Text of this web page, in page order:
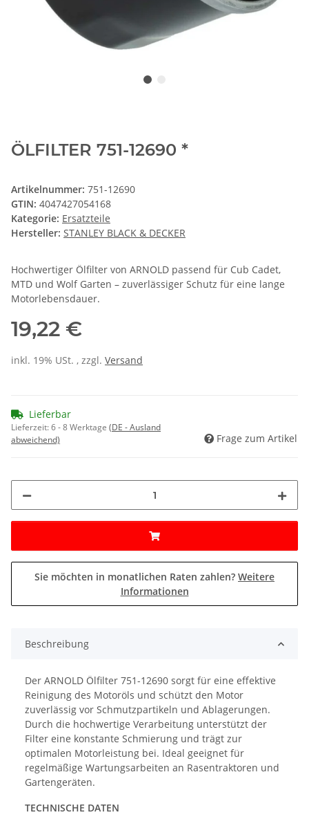
ÖLFILTER 751-12690 *
Artikelnummer: 751-12690
GTIN: 4047427054168
Kategorie: Ersatzteile
Hersteller: STANLEY BLACK & DECKER
Hochwertiger Ölfilter von ARNOLD passend für Cub Cadet,
MTD und Wolf Garten – zuverlässiger Schutz für eine lange
Motorlebensdauer.
19,22 €
inkl. 19% USt. , zzgl. Versand
Lieferbar
Lieferzeit:6 - 8 Werktage (DE - Ausland
abweichend)
Frage zum Artikel
Sie möchten in monatlichen Raten zahlen? Weitere
Informationen
Beschreibung
Der ARNOLD Ölfilter 751-12690 sorgt für eine effektive
Reinigung des Motoröls und schützt den Motor
zuverlässig vor Schmutzpartikeln und Ablagerungen.
Durch die hochwertige Verarbeitung unterstützt der
Filter eine konstante Schmierung und trägt zur
optimalen Motorleistung bei. Ideal geeignet für
regelmäßige Wartungsarbeiten an Rasentraktoren und
Gartengeräten.
TECHNISCHE DATEN